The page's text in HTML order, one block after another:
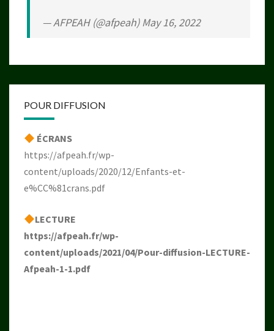
— AFPEAH (@afpeah)May 16, 2022
POUR DIFFUSION
ÉCRANS
https://afpeah.fr/wp-
content/uploads/2020/12/Enfants-et-
e%CC%81crans.pdf
LECTURE
https://afpeah.fr/wp-
content/uploads/2021/04/Pour-diffusion-LECTURE-
Afpeah-1-1.pdf